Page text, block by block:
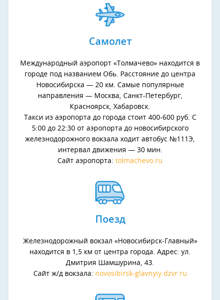
Самолет
Международный аэропорт «Толмачево» находится в
городе под названием Обь. Расстояние до центра
Новосибирска — 20 км. Самые популярные
направления — Москва, Санкт-Петербург,
Красноярск, Хабаровск.
Такси из аэропорта до города стоит 400-600 руб. С
5:00 до 22:30 от аэропорта до новосибирского
железнодорожного вокзала ходит автобус №111Э,
интервал движения — 30 мин.
Сайт аэропорта: tolmachevo.ru
Поезд
Железнодорожный вокзал «Новосибирск-Главный»
находится в 1,5 км от центра города. Адрес: ул.
Дмитрия Шамшурина, 43.
Сайт ж/д вокзала: novosibirsk-glavnyiy.dzvr.ru